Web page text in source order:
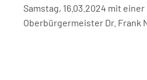
Samstag, 16.03.2024 mit
Oberbürgermeister Dr. Frank